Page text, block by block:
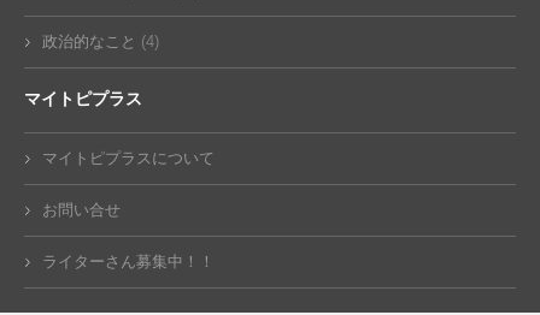
政治的なこと (4)
マイトピプラス
マイトピプラスについて
お問い合せ
ライターさん募集中！！